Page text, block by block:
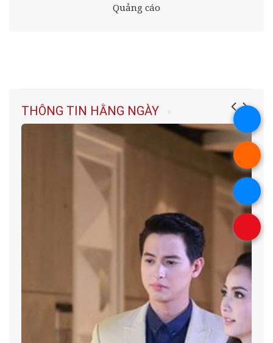
Quảng cáo
THÔNG TIN HẰNG NGÀY